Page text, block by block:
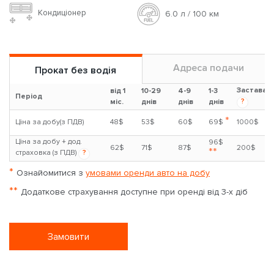
Кондиціонер 6.0 л / 100 км
Прокат без водія Адреса подачи
Період
від 1
міс.
10-29
днів
4-9
днів
1-3
днів
Застава
?
Ціна за добу(з ПДВ) 48$ 53$ 60$ 69$ * 1000$
Ціна за добу + дод.
страховка (з ПДВ)
?
62$ 71$ 87$
96$
** 200$
* Ознайомитися з умовами оренди авто на добу
** Додаткове страхування доступне при оренді від 3-х діб
Замовити